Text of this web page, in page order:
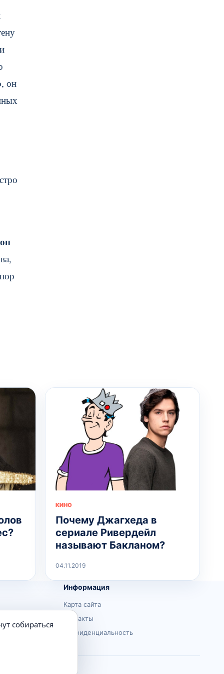
он
КИНО
Почему Джагхеда в
сериале Ривердейл
называют Бакланом?
04.11.2019
Информация
Карта сайта
Контакты
Конфиденциальность
собираться